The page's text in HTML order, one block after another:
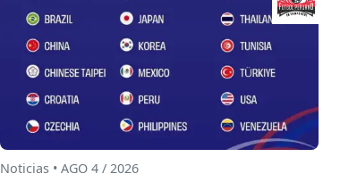
Noticias • AGO 4 / 2026